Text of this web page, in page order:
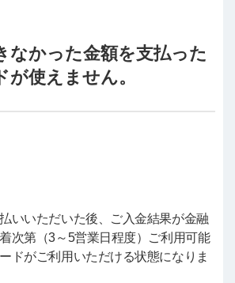
なかった金額を支払った
が使えません。
いいただいた後、ご入金結果が金融
次第（3～5営業日程度）ご利用可能
ドがご利用いただける状態になりま